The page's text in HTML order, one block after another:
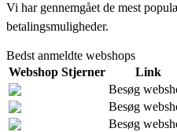
Vi har gennemgået de mest
betalingsmuligheder.
Bedst anmeldte webshops
Webshop Stjerner
Link
Besøg
Besøg
Besøg